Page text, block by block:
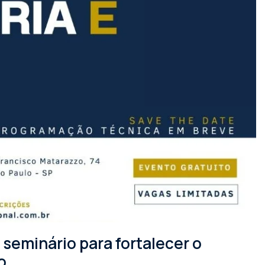
seminário para fortalecer o